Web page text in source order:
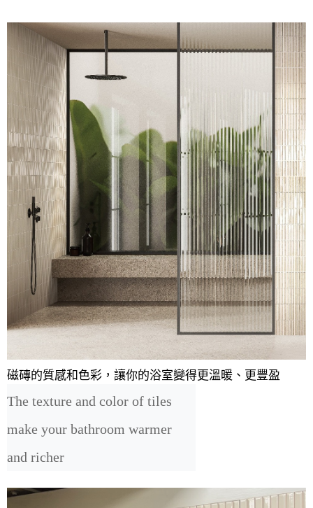
磁磚的質感和色彩，讓你的浴室變得更溫暖、更豐盈
The texture and color of tiles
make your bathroom warmer
and richer